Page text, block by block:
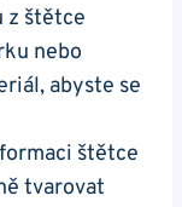
štětce
nebo
abyste⁣ se
štětce
tvarovat